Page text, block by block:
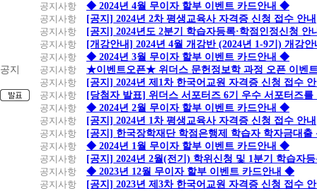
공지사항
◆ 2024년 4월 무이자 할부 이벤트 카드안내 ◆
공지사항
[공지] 2024년 2차 평생교육사 자격증 신청 접수 안내
공지사항
[공지] 2024년도 2분기 학습자등록·학점인정신청 안
공지사항
[개강안내] 2024년 4월 개강반 (2024년 1-9기) 개강안
공지사항
◆ 2024년 3월 무이자 할부 이벤트 카드안내 ◆
공지
공지사항
★이벤트오픈★ 위더스 문헌정보학 과정 오픈 이벤
공지사항
[공지] 2024년 제1차 한국어교원 자격증 신청 접수
공지사항
[당첨자 발표] 위더스 서포터즈 6기 우수 서포터즈를
공지사항
◆ 2024년 2월 무이자 할부 이벤트 카드안내 ◆
공지사항
[공지] 2024년 1차 평생교육사 자격증 신청 접수 안내
공지사항
[공지] 한국장학재단 학점은행제 학습자 학자금대출
공지사항
◆ 2024년 1월 무이자 할부 이벤트 카드안내 ◆
공지사항
[공지] 2024년 2월(전기) 학위신청 및 1분기 학습자
공지사항
◆ 2023년 12월 무이자 할부 이벤트 카드안내 ◆
공지사항
[공지] 2023년 제3차 한국어교원 자격증 신청 접수